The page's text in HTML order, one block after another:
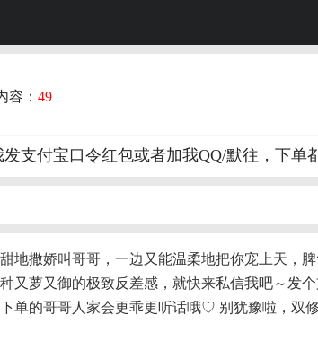
容： 49
支付宝口令红包或者加我QQ/默往，下单
地撒娇叫哥哥，一边又能温柔地把你宠上天，
萝又御的极致反差感，就快来私信我吧～发
单的哥哥人家会更乖更听话哦♡ 别犹豫啦， 双修